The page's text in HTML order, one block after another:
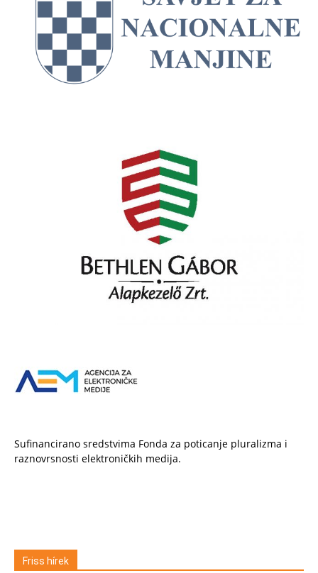
Sufinancirano sredstvima Fonda za poticanje pluralizma i
raznovrsnosti elektroničkih medija.
Friss hírek